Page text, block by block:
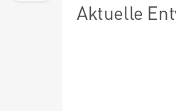
Aktuelle